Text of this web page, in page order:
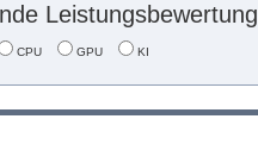
Leistungsbewertung
CPU GPU KI